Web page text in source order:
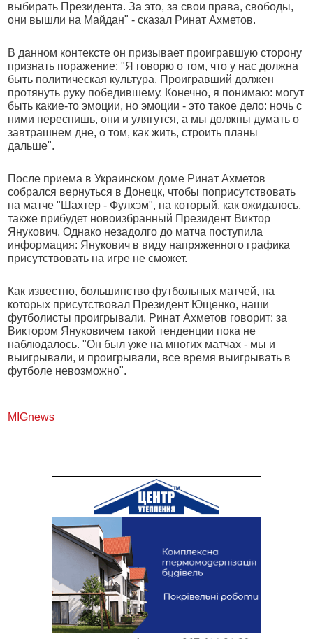
выбирать Президента. За это, за свои права, свободы,
они вышли на Майдан" - сказал Ринат Ахметов.
В данном контексте он призывает проигравшую сторону
признать поражение: "Я говорю о том, что у нас должна
быть политическая культура. Проигравший должен
протянуть руку победившему. Конечно, я понимаю: могут
быть какие-то эмоции, но эмоции - это такое дело: ночь с
ними переспишь, они и улягутся, а мы должны думать о
завтрашнем дне, о том, как жить, строить планы
дальше".
После приема в Украинском доме Ринат Ахметов
собрался вернуться в Донецк, чтобы поприсутствовать
на матче "Шахтер - Фулхэм", на который, как ожидалось,
также прибудет новоизбранный Президент Виктор
Янукович. Однако незадолго до матча поступила
информация: Янукович в виду напряженного графика
присутствовать на игре не сможет.
Как известно, большинство футбольных матчей, на
которых присутствовал Президент Ющенко, наши
футболисты проигрывали. Ринат Ахметов говорит: за
Виктором Януковичем такой тенденции пока не
наблюдалось. "Он был уже на многих матчах - мы и
выигрывали, и проигрывали, все время выигрывать в
футболе невозможно".
МIGnews